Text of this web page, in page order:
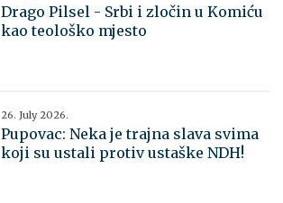
Drago Pilsel - Srbi i zločin u Komiću
kao teološko mjesto
26. July 2026.
Pupovac: Neka je trajna slava svima
koji su ustali protiv ustaške NDH!